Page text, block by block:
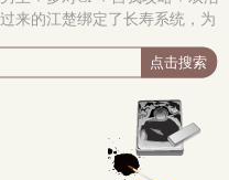
的江楚绑定了长寿系统，为